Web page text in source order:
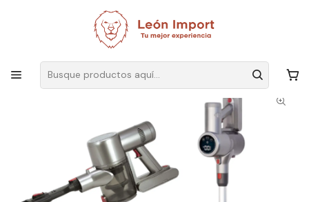
Envíos GRATIS
Electrodomésticos Aspiradora
Aspiradora Silenciosa Inalambrica 3 En 1 de 600W